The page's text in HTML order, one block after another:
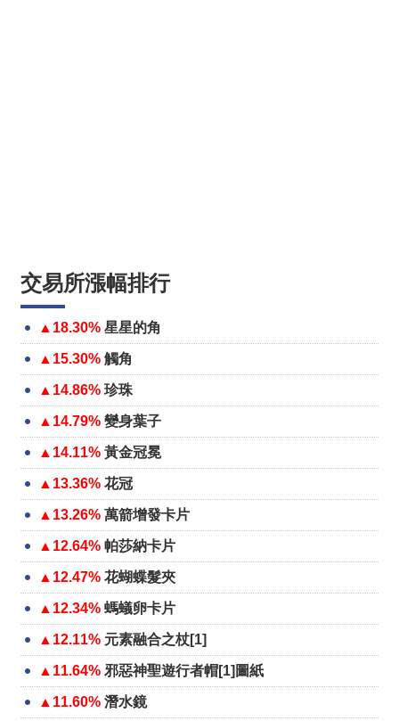
交易所漲幅排行
▲18.30% 星星的角
▲15.30% 觸角
▲14.86% 珍珠
▲14.79% 變身葉子
▲14.11% 黃金冠冕
▲13.36% 花冠
▲13.26% 萬箭增發卡片
▲12.64% 帕莎納卡片
▲12.47% 花蝴蝶髮夾
▲12.34% 螞蟻卵卡片
▲12.11% 元素融合之杖[1]
▲11.64% 邪惡神聖遊行者帽[1]圖紙
▲11.60% 潛水鏡